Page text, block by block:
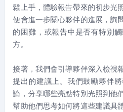
鬆上手，體驗報告帶來的初步光
便會進一步關心夥伴的進展，詢
的困難，或報告中是否有特別
方。
接著，我們會引導夥伴深入檢視
提出的建議上。我們鼓勵夥伴
論，分享哪些亮點特別光照到他
幫助他們思考如何將這些建議具